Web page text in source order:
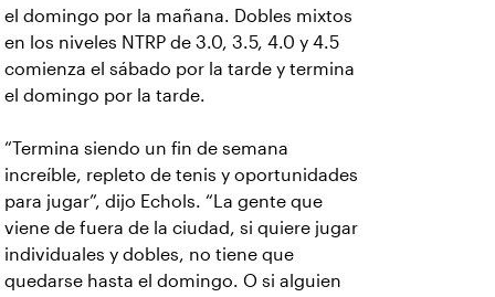
el domingo por la mañana. Dobles mixtos
en los niveles NTRP de 3.0, 3.5, 4.0 y 4.5
comienza el sábado por la tarde y termina
el domingo por la tarde.
“Termina siendo un fin de semana
increíble, repleto de tenis y oportunidades
para jugar”, dijo Echols. “La gente que
viene de fuera de la ciudad, si quiere jugar
individuales y dobles, no tiene que
quedarse hasta el domingo. O si alguien